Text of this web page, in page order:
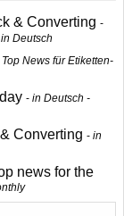
& Converting
Deutsch
Top News für Etiketten-
in Deutsch -
Converting
in
news for the